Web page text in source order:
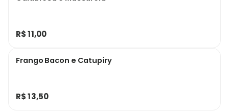
R$ 11,00
Frango Bacon e Catupiry
R$ 13,50